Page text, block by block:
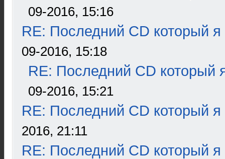
09-2016, 15:16
RE: Последний CD который я
09-2016, 15:18
RE: Последний CD который
09-2016, 15:21
RE: Последний CD который я
2016, 21:11
RE: Последний CD который я